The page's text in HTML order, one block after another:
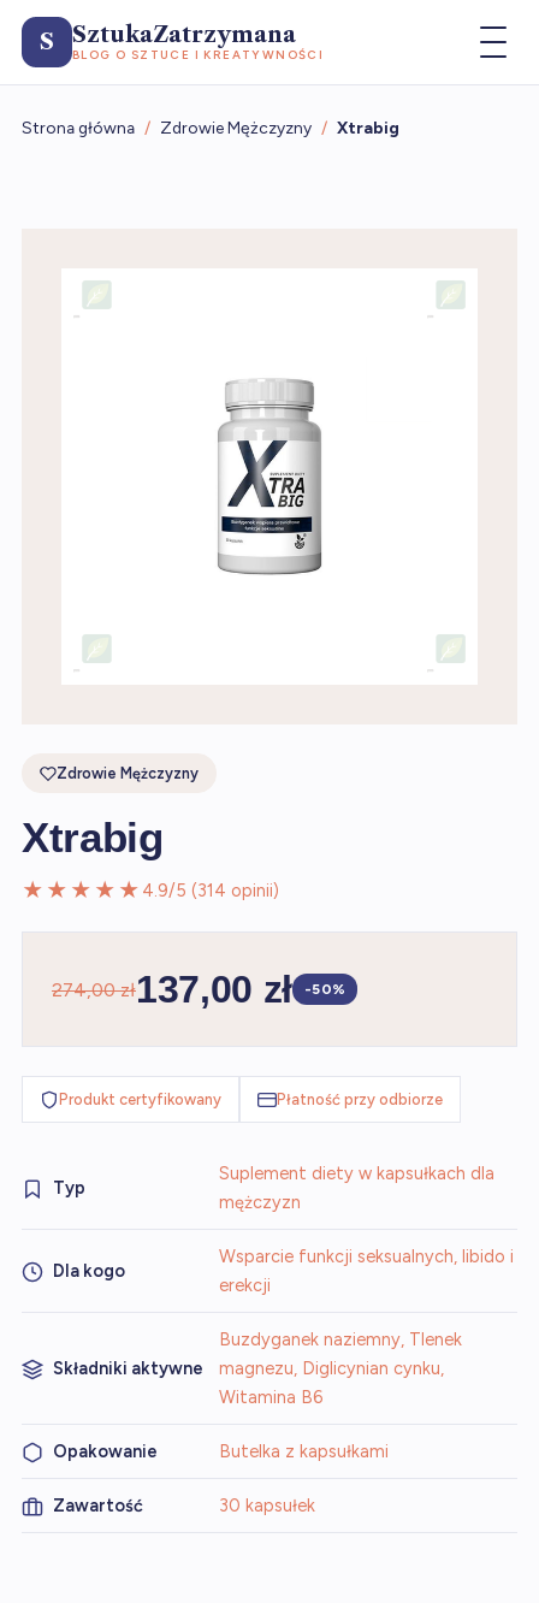
S SztukaZatrzymana
BLOG O SZTUCE I KREATYWNOŚCI
Strona główna / Zdrowie Mężczyzny / Xtrabig
Zdrowie Mężczyzny
Xtrabig
★★★★★ 4.9/5 (314 opinii)
274,00 zł137,00 zł -50%
Produkt certyfikowany Płatność przy odbiorze
Typ
Suplement diety w kapsułkach dla
mężczyzn
Dla kogo
Wsparcie funkcji seksualnych, libido i
erekcji
Składniki aktywne
Buzdyganek naziemny, Tlenek
magnezu, Diglicynian cynku,
Witamina B6
Opakowanie Butelka z kapsułkami
Zawartość 30 kapsułek